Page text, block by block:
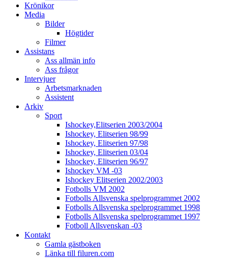
Krönikor
Media
Bilder
Högtider
Filmer
Assistans
Ass allmän info
Ass frågor
Intervjuer
Arbetsmarknaden
Assistent
Arkiv
Sport
Ishockey,Elitserien 2003/2004
Ishockey, Elitserien 98/99
Ishockey, Elitserien 97/98
Ishockey, Elitserien 03/04
Ishockey, Elitserien 96/97
Ishockey VM -03
Ishockey Elitserien 2002/2003
Fotbolls VM 2002
Fotbolls Allsvenska spelprogrammet 2002
Fotbolls Allsvenska spelprogrammet 1998
Fotbolls Allsvenska spelprogrammet 1997
Fotboll Allsvenskan -03
Kontakt
Gamla gästboken
Länka till filuren.com